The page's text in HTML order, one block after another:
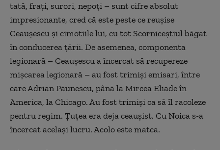
tată, frați, surori, nepoți – sunt cifre absolut
impresionante, cred că este peste ce reușise
Ceaușescu și cimotiile lui, cu tot Scorniceștiul băgat
în conducerea țării. De asemenea, componenta
legionară – Ceaușescu a încercat să recupereze
mișcarea legionară – au fost trimiși emisari, între
care Adrian Păunescu, până la Mircea Eliade în
America, la Chicago. Au fost trimiși ca să îl racoleze
pentru regim. Țuțea era deja ceaușist. Cu Noica s-a
încercat același lucru. Acolo este matca.